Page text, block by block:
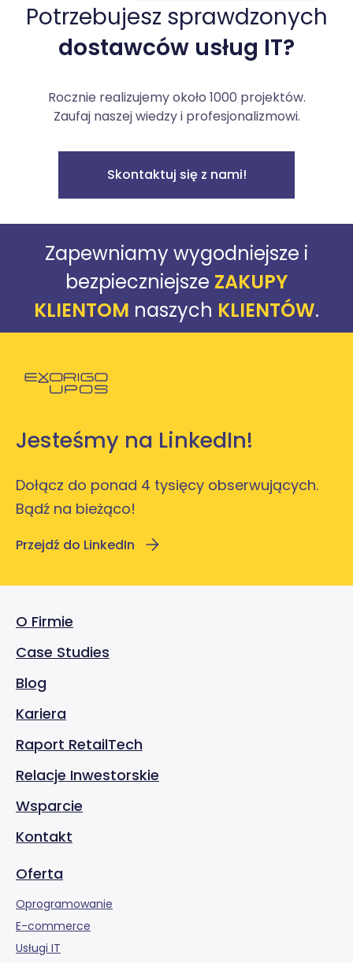
Potrzebujesz sprawdzonych
dostawców usług IT?
Rocznie realizujemy około 1000 projektów.
Zaufaj naszej wiedzy i profesjonalizmowi.
Skontaktuj się z nami!
Zapewniamy wygodniejsze i
bezpieczniejsze ZAKUPY
KLIENTOM naszych KLIENTÓW.
Jesteśmy na LinkedIn!
Dołącz do ponad 4 tysięcy obserwujących.
Bądź na bieżąco!
Przejdź do LinkedIn
O Firmie
Case Studies
Blog
Kariera
Raport RetailTech
Relacje Inwestorskie
Wsparcie
Kontakt
Oferta
Oprogramowanie
E-commerce
Usługi IT